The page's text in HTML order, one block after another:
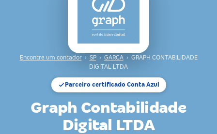
Encontre um contador › SP › GARCA › GRAPH CONTABILIDADE
DIGITAL LTDA
Parceiro certificado Conta Azul
Graph Contabilidade
Digital LTDA